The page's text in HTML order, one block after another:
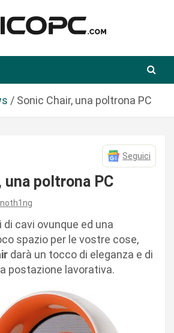
Sonic Chair, una poltrona PC
Seguici
una poltrona PC
noth1ng
cavi ovunque ed una
spazio per le vostre cose,
darà un tocco di eleganza e di
postazione lavorativa.